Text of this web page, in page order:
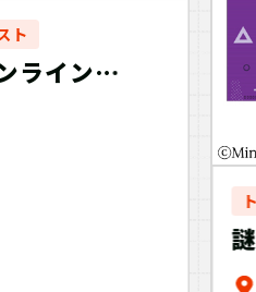
ト
ライン
採用試験」